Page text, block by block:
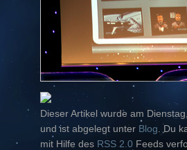
Dieser Artikel wurde am
und ist abgelegt unter Blog. Du
mit Hilfe des RSS 2.0 Feeds